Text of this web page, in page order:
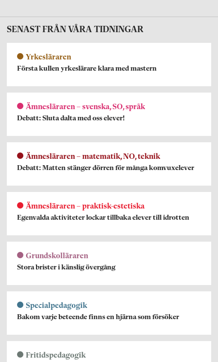
SENAST FRÅN VÅRA TIDNINGAR
Yrkesläraren
Första kullen yrkeslärare klara med mastern
Ämnesläraren – svenska, SO, språk
Debatt: Sluta dalta med oss elever!
Ämnesläraren – matematik, NO, teknik
Debatt: Matten stänger dörren för många komvuxelever
Ämnesläraren – praktisk-estetiska
Egenvalda aktiviteter lockar tillbaka elever till idrotten
Grundskolläraren
Stora brister i känslig övergång
Specialpedagogik
Bakom varje beteende finns en hjärna som försöker
Fritidspedagogik